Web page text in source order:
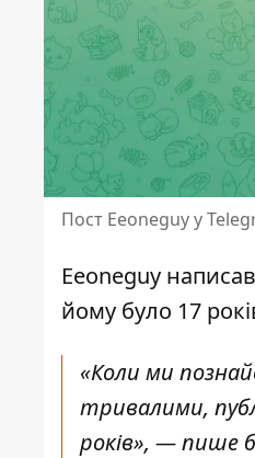
Пост Eeoneguy у
Eeoneguy
йому було 17
«Коли ми
тривалими,
років», — пише